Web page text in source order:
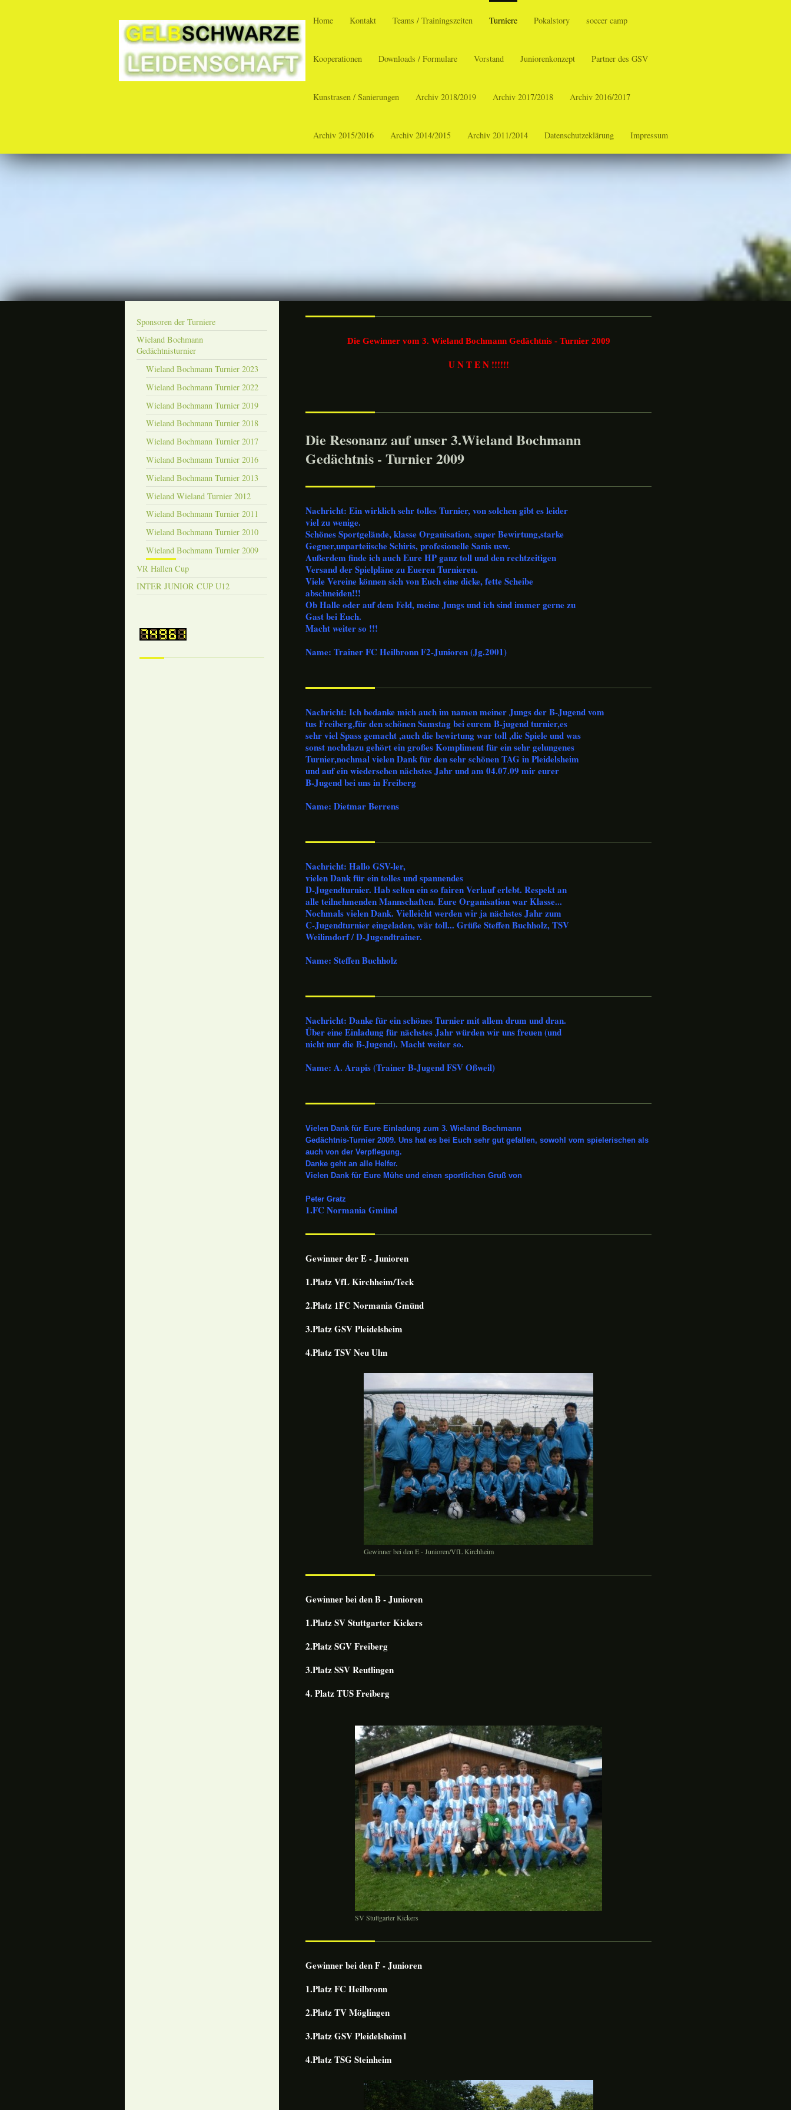
Home Kontakt Teams / Trainingszeiten Turniere Pokalstory soccer camp
Kooperationen Downloads / Formulare Vorstand Juniorenkonzept Partner des GSV
Kunstrasen / Sanierungen Archiv 2018/2019 Archiv 2017/2018 Archiv 2016/2017
Archiv 2015/2016 Archiv 2014/2015 Archiv 2011/2014 Datenschutzeklärung Impressum
Die Gewinner vom 3. Wieland Bochmann Gedächtnis - Turnier 2009
U N T E N !!!!!!
Die Resonanz auf unser 3.Wieland Bochmann
Gedächtnis - Turnier 2009
Nachricht: Ein wirklich sehr tolles Turnier, von solchen gibt es leider
viel zu wenige.
Schönes Sportgelände, klasse Organisation, super Bewirtung,starke
Gegner,unparteiische Schiris, profesionelle Sanis usw.
Außerdem finde ich auch Eure HP ganz toll und den rechtzeitigen
Versand der Spielpläne zu Eueren Turnieren.
Viele Vereine können sich von Euch eine dicke, fette Scheibe
abschneiden!!!
Ob Halle oder auf dem Feld, meine Jungs und ich sind immer gerne zu
Gast bei Euch.
Macht weiter so !!!
Name: Trainer FC Heilbronn F2-Junioren (Jg.2001)
Nachricht: Ich bedanke mich auch im namen meiner Jungs der B-Jugend vom
tus Freiberg,für den schönen Samstag bei eurem B-jugend turnier,es
sehr viel Spass gemacht ,auch die bewirtung war toll ,die Spiele und was
sonst nochdazu gehört ein großes Kompliment für ein sehr gelungenes
Turnier,nochmal vielen Dank für den sehr schönen TAG in Pleidelsheim
und auf ein wiedersehen nächstes Jahr und am 04.07.09 mir eurer
B-Jugend bei uns in Freiberg
Name: Dietmar Berrens
Nachricht: Hallo GSV-ler,
vielen Dank für ein tolles und spannendes
D-Jugendturnier. Hab selten ein so fairen Verlauf erlebt. Respekt an
alle teilnehmenden Mannschaften. Eure Organisation war Klasse...
Nochmals vielen Dank. Vielleicht werden wir ja nächstes Jahr zum
C-Jugendturnier eingeladen, wär toll... Grüße Steffen Buchholz, TSV
Weilimdorf / D-Jugendtrainer.
Name: Steffen Buchholz
Nachricht: Danke für ein schönes Turnier mit allem drum und dran.
Über eine Einladung für nächstes Jahr würden wir uns freuen (und
nicht nur die B-Jugend). Macht weiter so.
Name: A. Arapis (Trainer B-Jugend FSV Oßweil)
Vielen Dank für Eure Einladung zum 3. Wieland Bochmann
Gedächtnis-Turnier 2009. Uns hat es bei Euch sehr gut gefallen, sowohl vom spielerischen als
auch von der Verpflegung.
Danke geht an alle Helfer.
Vielen Dank für Eure Mühe und einen sportlichen Gruß von
Peter Gratz
1.FC Normania Gmünd
Gewinner der E - Junioren
1.Platz VfL Kirchheim/Teck
2.Platz 1FC Normania Gmünd
3.Platz GSV Pleidelsheim
4.Platz TSV Neu Ulm
Gewinner bei den E - Junioren/VfL Kirchheim
Gewinner bei den B - Junioren
1.Platz SV Stuttgarter Kickers
2.Platz SGV Freiberg
3.Platz SSV Reutlingen
4. Platz TUS Freiberg
SV Stuttgarter Kickers
Gewinner bei den F - Junioren
1.Platz FC Heilbronn
2.Platz TV Möglingen
3.Platz GSV Pleidelsheim1
4.Platz TSG Steinheim
Sponsoren der Turniere
Wieland Bochmann
Gedächtnisturnier
Wieland Bochmann Turnier 2023
Wieland Bochmann Turnier 2022
Wieland Bochmann Turnier 2019
Wieland Bochmann Turnier 2018
Wieland Bochmann Turnier 2017
Wieland Bochmann Turnier 2016
Wieland Bochmann Turnier 2013
Wieland Wieland Turnier 2012
Wieland Bochmann Turnier 2011
Wieland Bochmann Turnier 2010
Wieland Bochmann Turnier 2009
VR Hallen Cup
INTER JUNIOR CUP U12